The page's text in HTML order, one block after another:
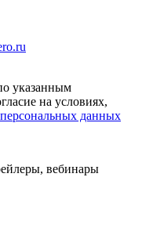
указанным
на условиях,
данных
вебинары